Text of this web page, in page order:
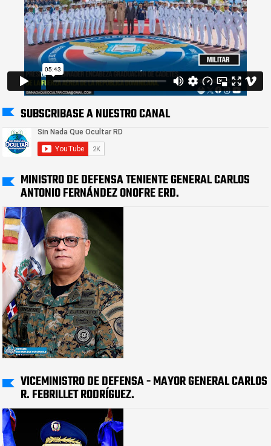
SUBSCRIBASE A NUESTRO CANAL
MINISTRO DE DEFENSA TENIENTE GENERAL CARLOS
ANTONIO FERNÁNDEZ ONOFRE ERD.
VICEMINISTRO DE DEFENSA - MAYOR GENERAL CARLOS
R. FEBRILLET RODRÍGUEZ.